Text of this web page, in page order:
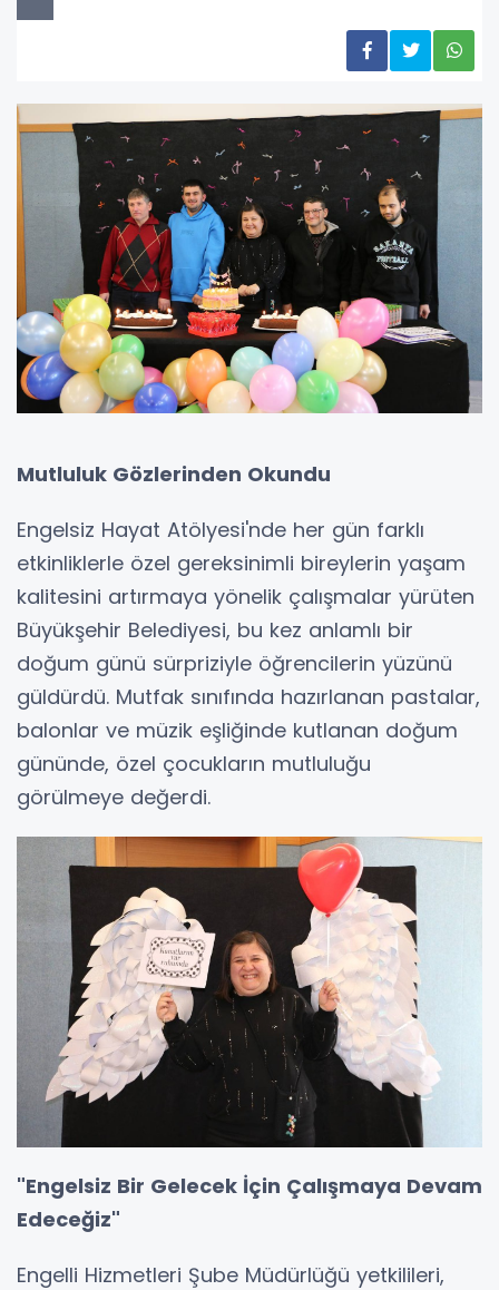
Mutluluk Gözlerinden Okundu
Engelsiz Hayat Atölyesi'nde her gün farklı
etkinliklerle özel gereksinimli bireylerin yaşam
kalitesini artırmaya yönelik çalışmalar yürüten
Büyükşehir Belediyesi, bu kez anlamlı bir
doğum günü sürpriziyle öğrencilerin yüzünü
güldürdü. Mutfak sınıfında hazırlanan pastalar,
balonlar ve müzik eşliğinde kutlanan doğum
gününde, özel çocukların mutluluğu
görülmeye değerdi.
"Engelsiz Bir Gelecek İçin Çalışmaya Devam
Edeceğiz"
Engelli Hizmetleri Şube Müdürlüğü yetkilileri,